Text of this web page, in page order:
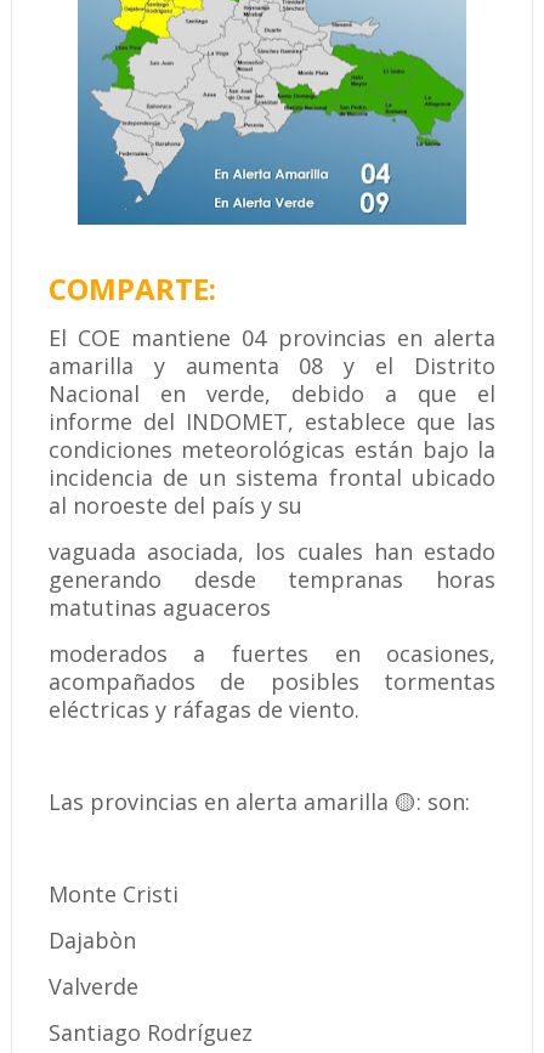
COMPARTE:
El COE mantiene 04 provincias en alerta
amarilla y aumenta 08 y el Distrito
Nacional en verde, debido a que el
informe del INDOMET, establece que las
condiciones meteorológicas están bajo la
incidencia de un sistema frontal ubicado
al noroeste del país y su
vaguada asociada, los cuales han estado
generando desde tempranas horas
matutinas aguaceros
moderados a fuertes en ocasiones,
acompañados de posibles tormentas
eléctricas y ráfagas de viento.
Las provincias en alerta amarilla 🟡: son:
Monte Cristi
Dajabòn
Valverde
Santiago Rodríguez